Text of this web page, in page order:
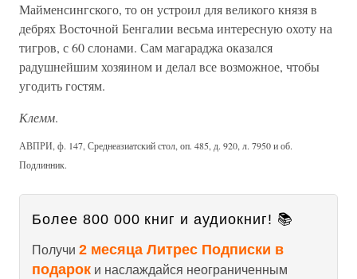
Майменсингского, то он устроил для великого князя в
дебрях Восточной Бенгалии весьма интересную охоту на
тигров, с 60 слонами. Сам магараджа оказался
радушнейшим хозяином и делал все возможное, чтобы
угодить гостям.
Клемм.
АВПРИ, ф. 147, Среднеазиатский стол, оп. 485, д. 920, л. 7950 и об.
Подлинник.
Более 800 000 книг и аудиокниг! 📚
Получи 2 месяца Литрес Подписки в
подарок и наслаждайся неограниченным